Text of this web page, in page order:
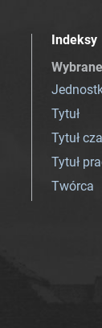
Indeksy
Tytuł
Tytuł
Tytuł
Twórca